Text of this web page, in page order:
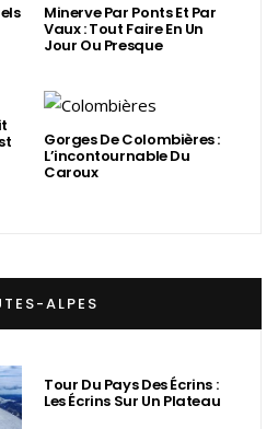
Minerve Par Ponts Et Par
Vaux : Tout Faire En Un
Jour Ou Presque
Gorges De Colombières :
L’incontournable Du
Caroux
ALPES
Tour Du Pays Des Écrins :
Les Écrins Sur Un Plateau